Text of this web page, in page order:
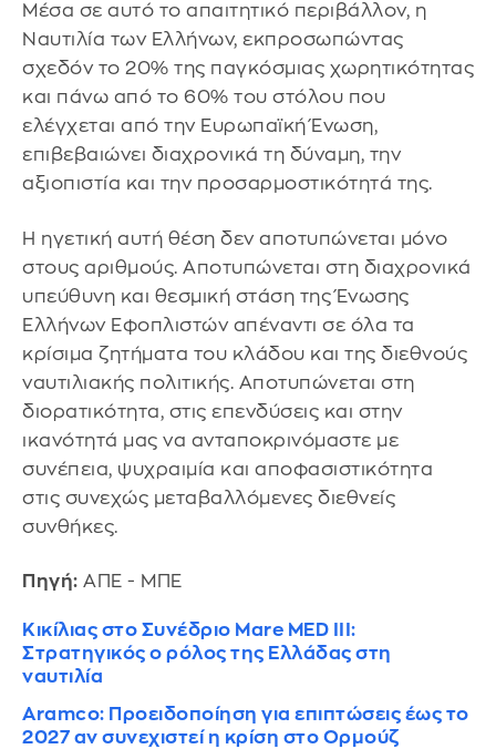
Μέσα σε αυτό το απαιτητικό περιβάλλον, η
Ναυτιλία των Ελλήνων, εκπροσωπώντας
σχεδόν το 20% της παγκόσμιας χωρητικότητας
και πάνω από το 60% του στόλου που
ελέγχεται από την Ευρωπαϊκή Ένωση,
επιβεβαιώνει διαχρονικά τη δύναμη, την
αξιοπιστία και την προσαρμοστικότητά της.
Η ηγετική αυτή θέση δεν αποτυπώνεται μόνο
στους αριθμούς. Αποτυπώνεται στη διαχρονικά
υπεύθυνη και θεσμική στάση της Ένωσης
Ελλήνων Εφοπλιστών απέναντι σε όλα τα
κρίσιμα ζητήματα του κλάδου και της διεθνούς
ναυτιλιακής πολιτικής. Αποτυπώνεται στη
διορατικότητα, στις επενδύσεις και στην
ικανότητά μας να ανταποκρινόμαστε με
συνέπεια, ψυχραιμία και αποφασιστικότητα
στις συνεχώς μεταβαλλόμενες διεθνείς
συνθήκες.
Πηγή: ΑΠΕ - ΜΠΕ
Κικίλιας στο Συνέδριο Mare MED III:
Στρατηγικός ο ρόλος της Ελλάδας στη
ναυτιλία
Aramco: Προειδοποίηση για επιπτώσεις έως το
2027 αν συνεχιστεί η κρίση στο Ορμούζ